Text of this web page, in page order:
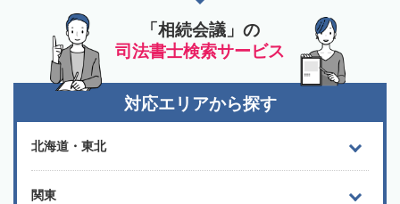
「相続会議」の
司法書士検索サービス
対応エリアから探す
北海道・東北
関東